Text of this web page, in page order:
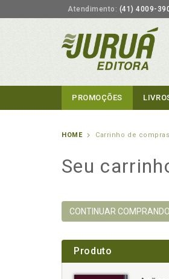
Atendimento: (41) 4009-
PROMOÇÕES
HOME Carrinho de compras
Seu
CONTINUAR COMPRANDO
Produto